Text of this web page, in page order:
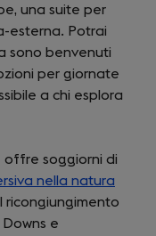
una suite per
esterna. Potrai
sono benvenuti
per giornate
a chi esplora
offre soggiorni di
nella natura
in
ricongiungimento
e